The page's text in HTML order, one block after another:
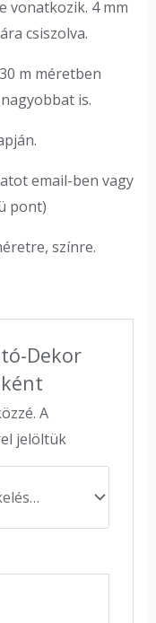
vonatkozik. 4 mm
csiszolva.
m méretben
is.
email-ben vagy
pont)
színre.
Dekor
A
jelöltük